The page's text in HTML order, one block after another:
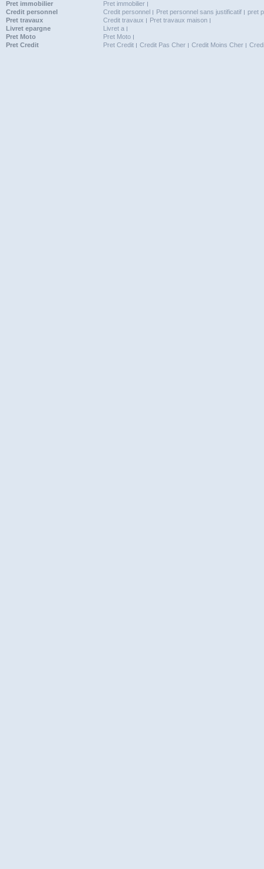
Pret immobilier
Pret immobilier
Credit personnel
Credit personnel Pret personnel sans justificatif
pret
Pret travaux
Credit travaux
Pret travaux maison
Livret epargne
Livret a
Pret Moto
Pret Moto
Pret Credit
Pret Credit Credit Pas Cher Credit Moins Cher